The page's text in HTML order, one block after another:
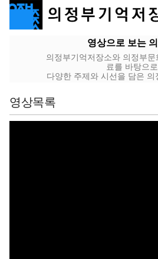
영상으로 보는
의정부기억저장소와 의정부
료를 바탕으로
다양한 주제와 시선을 담은
영상목록